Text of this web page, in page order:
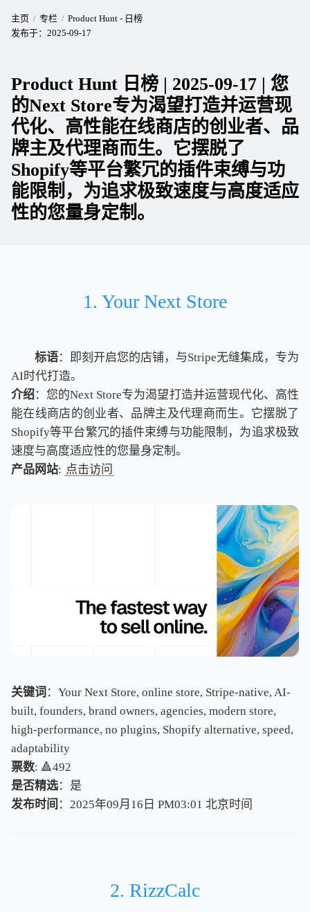
主页 专栏
Product Hunt - 日榜
发布于： 2025-09-17
Product Hunt 日榜 | 2025-09-17 | 您
的Next Store专为渴望打造并运营现
代化、高性能在线商店的创业者、品
牌主及代理商而生。它摆脱了
Shopify等平台繁冗的插件束缚与功
能限制，为追求极致速度与高度适应
性的您量身定制。
1. Your Next Store
标语：即刻开启您的店铺，与Stripe无缝集成，专为
AI时代打造。
介绍：您的Next Store专为渴望打造并运营现代化、高性
能在线商店的创业者、品牌主及代理商而生。它摆脱了
Shopify等平台繁冗的插件束缚与功能限制，为追求极致
速度与高度适应性的您量身定制。
产品网站: 点击访问
关键词 ：Your Next Store, online store, Stripe-native, AI-
built, founders, brand owners, agencies, modern store,
high-performance, no plugins, Shopify alternative, speed,
adaptability
票数: 🔺492
是否精选：是
发布时间 ：2025年09月16日 PM03:01 北京时间
北京时间
2. RizzCalc